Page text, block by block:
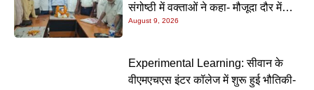
संगोष्ठी में वक्ताओं ने कहा- मौजूदा दौर में
प्रेमचंद की रचनाएं और अधिक प्रासंगिक
August 9, 2026
Experimental Learning: सीवान के
वीएमएचएस इंटर कॉलेज में शुरू हुई भौतिकी-